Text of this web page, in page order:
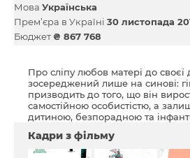
Мова Українська
Прем’єра в Україні 30 листопада
Бюджет ₴ 867 768
Про сліпу любов матері до своєї
зосереджений лише на синові:
призводить до того, що він
самостійною особистістю, а
дитиною, безпорадною та
Кадри з фільму